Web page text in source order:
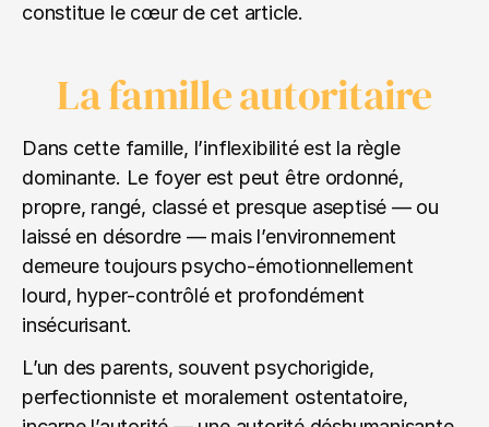
constitue le cœur de cet article.
La famille autoritaire
Dans cette famille, l’inflexibilité est la règle
dominante. Le foyer est peut être ordonné,
propre, rangé, classé et presque aseptisé — ou
laissé en désordre — mais l’environnement
demeure toujours psycho‑émotionnellement
lourd, hyper‑contrôlé et profondément
insécurisant.
L’un des parents, souvent psychorigide,
perfectionniste et moralement ostentatoire,